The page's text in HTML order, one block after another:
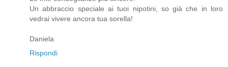
Un abbraccio speciale ai tuoi nipotini, so già che in loro
vedrai vivere ancora tua sorella!
Daniela
Rispondi